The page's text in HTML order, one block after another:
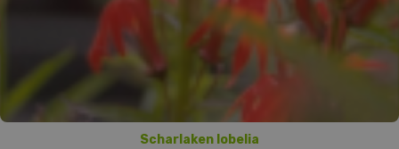
Scharlaken lobelia